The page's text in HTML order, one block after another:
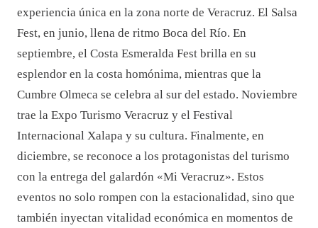
experiencia única en la zona norte de Veracruz. El Salsa
Fest, en junio, llena de ritmo Boca del Río. En
septiembre, el Costa Esmeralda Fest brilla en su
esplendor en la costa homónima, mientras que la
Cumbre Olmeca se celebra al sur del estado. Noviembre
trae la Expo Turismo Veracruz y el Festival
Internacional Xalapa y su cultura. Finalmente, en
diciembre, se reconoce a los protagonistas del turismo
con la entrega del galardón «Mi Veracruz». Estos
eventos no solo rompen con la estacionalidad, sino que
también inyectan vitalidad económica en momentos de